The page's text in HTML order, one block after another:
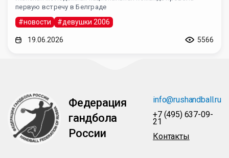
первую встречу в Белграде
#новости #девушки 2006
19.06.2026 5566
Федерация
гандбола
России
info@rushandball.ru
+7 (495) 637-09-
21
Контакты